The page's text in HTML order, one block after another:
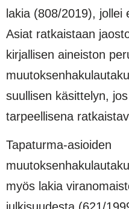
lakia (808/2019), jollei
Asiat ratkaistaan
kirjallisen aineiston
suullisen käsittelyn,
tarpeellisena
Tapaturma-asioiden
myös lakia